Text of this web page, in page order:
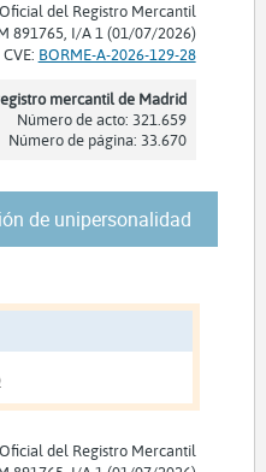
del Registro Mercantil
891765, I/A 1 (01/07/2026)
CVE: BORME-A-2026-129-28
mercantil de Madrid
Número de acto: 321.659
Número de página: 33.670
de unipersonalidad
del Registro Mercantil